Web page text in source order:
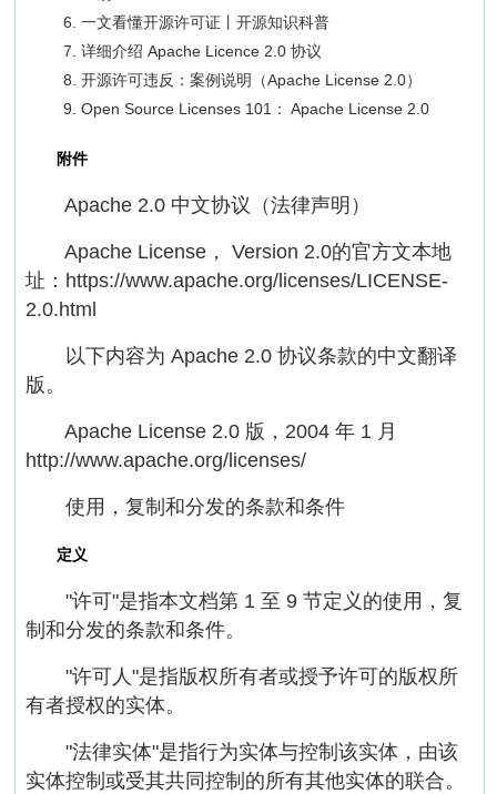
一文看懂开源许可证丨开源知识科普
详细介绍 Apache Licence 2.0 协议
开源许可违反：案例说明（Apache License 2.0）
Open Source Licenses 101： Apache License 2.0
附件
Apache 2.0 中文协议（法律声明）
Apache License， Version 2.0的官方文本地
址：https://www.apache.org/licenses/LICENSE-
2.0.html
以下内容为 Apache 2.0 协议条款的中文翻译
版。
Apache License 2.0 版，2004 年 1 月
http://www.apache.org/licenses/
使用，复制和分发的条款和条件
定义
"许可"是指本文档第 1 至 9 节定义的使用，复
制和分发的条款和条件。
"许可人"是指版权所有者或授予许可的版权所
有者授权的实体。
"法律实体"是指行为实体与控制该实体，由该
实体控制或受其共同控制的所有其他实体的联合。